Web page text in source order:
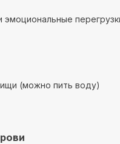
эмоциональные
(можно пить воду)